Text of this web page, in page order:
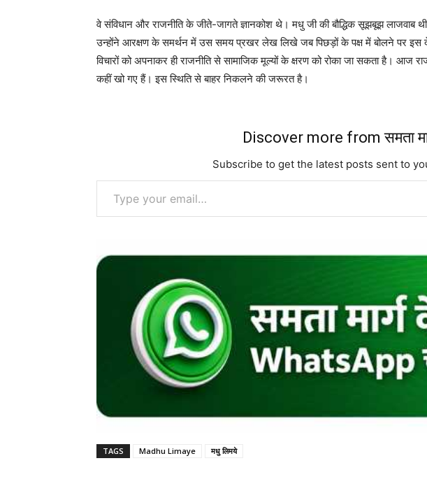
वे संविधान और राजनीति के जीते-जागते ज्ञानकोश थे। मधु जी की बौद्धिक सूझबूझ लाजवाब
उन्होंने आरक्षण के समर्थन में उस समय प्रखर लेख लिखे जब पिछड़ों के पक्ष में बोलने पर
विचारों को अपनाकर ही राजनीति से सामाजिक मूल्यों के क्षरण को रोका जा सकता है। आज
कहीं खो गए हैं। इस स्थिति से बाहर निकलने की जरूरत है।
Discover more from समता
Subscribe to get the latest posts sent to
Type your email…
TAGS Madhu Limaye मधु लिमये